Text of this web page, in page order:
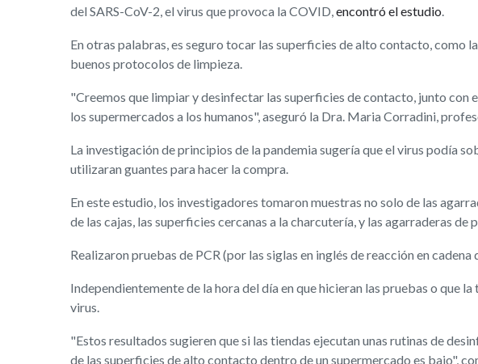
del SARS-CoV-2, el virus que provoca la COVID,encontró el estudio.
En otras palabras, es seguro tocar las superficies de alto contacto, como
buenos protocolos de limpieza.
"Creemos que limpiar y desinfectar las superficies de contacto, junto con
los supermercados a los humanos", aseguró la Dra. Maria Corradini,
La investigación de principios de la pandemia sugería que el virus podía
utilizaran guantes para hacer la compra.
En este estudio, los investigadores tomaron muestras no solo de las
de las cajas, las superficies cercanas a la charcutería, y las agarraderas
Realizaron pruebas de PCR (por las siglas en inglés de reacción en
Independientemente de la hora del día en que hicieran las pruebas o que
virus.
"Estos resultados sugieren que si las tiendas ejecutan unas rutinas de
de las superficies de alto contacto dentro de un supermercado es bajo",